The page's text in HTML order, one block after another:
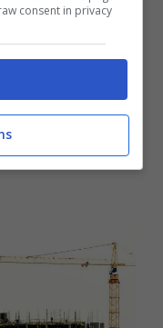
degli
e
rilasciare i
segnalazioni
e gli altri
consent in privacy